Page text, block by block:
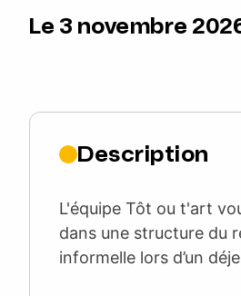
Le 3 novembre
Description
L'équipe Tôt ou t'art
dans une structure du
informelle lors d’un